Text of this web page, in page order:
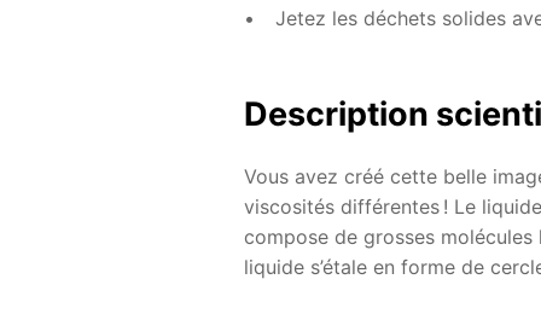
Jetez les déchets solides
Description
Vous avez créé cette belle
viscosités différentes ! Le
compose de grosses
liquide s’étale en forme de